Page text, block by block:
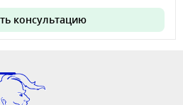
консультацию